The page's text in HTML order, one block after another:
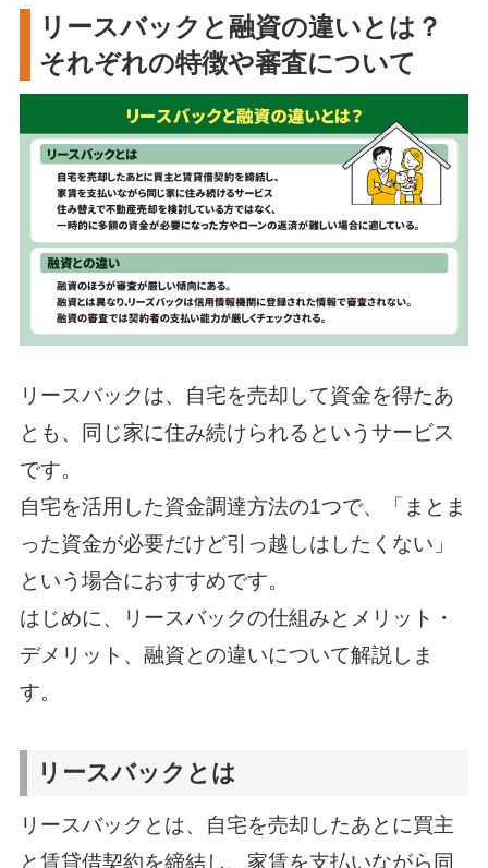
リースバックと融資の違いとは？
それぞれの特徴や審査について
リースバックは、自宅を売却して資金を得たあ
とも、同じ家に住み続けられるというサービス
です。
自宅を活用した資金調達方法の1つで、「まとま
った資金が必要だけど引っ越しはしたくない」
という場合におすすめです。
はじめに、リースバックの仕組みとメリット・
デメリット、融資との違いについて解説しま
す。
リースバックとは
リースバックとは、自宅を売却したあとに買主
と賃貸借契約を締結し、家賃を支払いながら同